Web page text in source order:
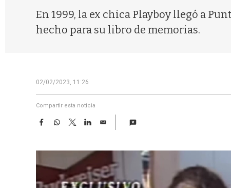
En 1999, la ex chica Playboy llegó a
hecho para su libro de memorias.
02/02/2023, 11:26
Compartir esta noticia
F
e
o
o
W
t
A
p
T
w
t
t
r
L
k
d
I
E
i